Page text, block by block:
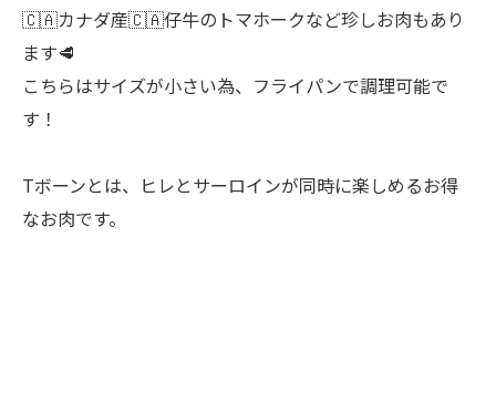
🇨🇦カナダ産🇨🇦仔牛のトマホークなど珍しお肉もあり
ます🥩
こちらはサイズが小さい為、フライパンで調理可能で
す！
Tボーンとは、ヒレとサーロインが同時に楽しめるお得
なお肉です。